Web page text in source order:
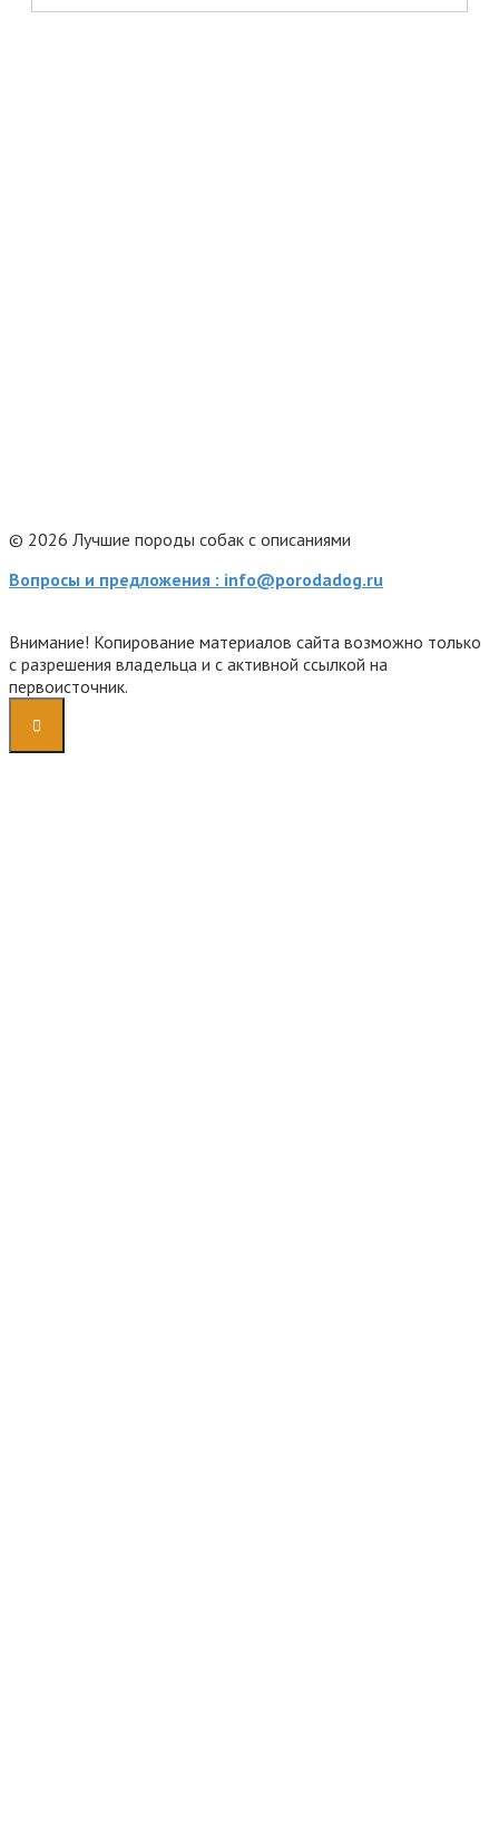
© 2026 Лучшие породы собак с описаниями
Вопросы и предложения : info@porodadog.ru
Внимание! Копирование материалов сайта возможно только
с разрешения владельца и с активной ссылкой на
первоисточник.